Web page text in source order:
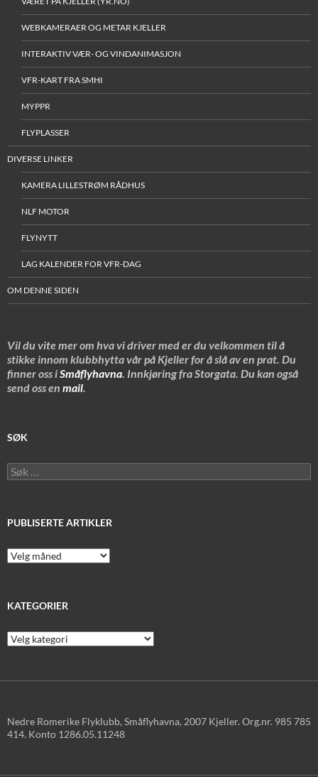
WEBKAMERAER OG METAR KJELLER
INTERAKTIV VÆR- OG VINDANIMASJON
VFR-KART FRA SMHI
MYPPR
FLYPLASSER
DIVERSE LINKER
KAMERA LILLESTRØM RÅDHUS
NLF MOTOR
FLYNYTT
LAG KALENDER FOR VFR-DAG
OM DENNE SIDEN
Vil du vite mer om hva vi driver med er du velkommen til å
stikke innom klubbhytta vår på Kjeller for å slå av en prat. Du
finner oss iSmåflyhavna. Innkjøring fra Storgata. Du kan også
send oss en mail.
SØK
Søk
etter:
PUBLISERTE ARTIKLER
Publiserte
artikler
KATEGORIER
Kategorier
Nedre Romerike Flyklubb, Småflyhavna, 2007 Kjeller. Org.nr. 985 785
414. Konto 1286.05.11248